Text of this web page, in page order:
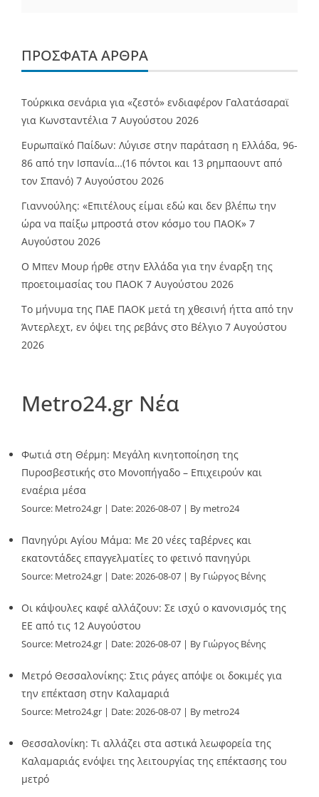
ΠΡΌΣΦΑΤΑ ΆΡΘΡΑ
Τούρκικα σενάρια για «ζεστό» ενδιαφέρον Γαλατάσαραϊ
για Κωνσταντέλια 7 Αυγούστου 2026
Ευρωπαϊκό Παίδων: Λύγισε στην παράταση η Ελλάδα, 96-
86 από την Ισπανία…(16 πόντοι και 13 ρημπαουντ από
τον Σπανό) 7 Αυγούστου 2026
Γιαννούλης: «Επιτέλους είμαι εδώ και δεν βλέπω την
ώρα να παίξω μπροστά στον κόσμο του ΠΑΟΚ» 7
Αυγούστου 2026
O Mπεν Μουρ ήρθε στην Ελλάδα για την έναρξη της
προετοιμασίας του ΠΑΟΚ 7 Αυγούστου 2026
Το μήνυμα της ΠΑΕ ΠΑΟΚ μετά τη χθεσινή ήττα από την
Άντερλεχτ, εν όψει της ρεβάνς στο Βέλγιο 7 Αυγούστου
2026
Metro24.gr Νέα
Φωτιά στη Θέρμη: Μεγάλη κινητοποίηση της
Πυροσβεστικής στο Μονοπήγαδο – Επιχειρούν και
εναέρια μέσα
Source: Metro24.gr Date: 2026-08-07 By metro24
Πανηγύρι Αγίου Μάμα: Με 20 νέες ταβέρνες και
εκατοντάδες επαγγελματίες το φετινό πανηγύρι
Source: Metro24.gr Date: 2026-08-07 By Γιώργος Βένης
Οι κάψουλες καφέ αλλάζουν: Σε ισχύ ο κανονισμός της
ΕΕ από τις 12 Αυγούστου
Source: Metro24.gr Date: 2026-08-07 By Γιώργος Βένης
Μετρό Θεσσαλονίκης: Στις ράγες απόψε οι δοκιμές για
την επέκταση στην Καλαμαριά
Source: Metro24.gr Date: 2026-08-07 By metro24
Θεσσαλονίκη: Τι αλλάζει στα αστικά λεωφορεία της
Καλαμαριάς ενόψει της λειτουργίας της επέκτασης του
μετρό